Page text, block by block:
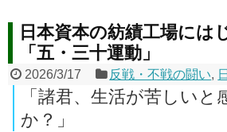
日本資本の紡績工場には
「五・三十運動」
2026/3/17 反戦・不戦の闘い,
「諸君、生活が苦しいと
か？」